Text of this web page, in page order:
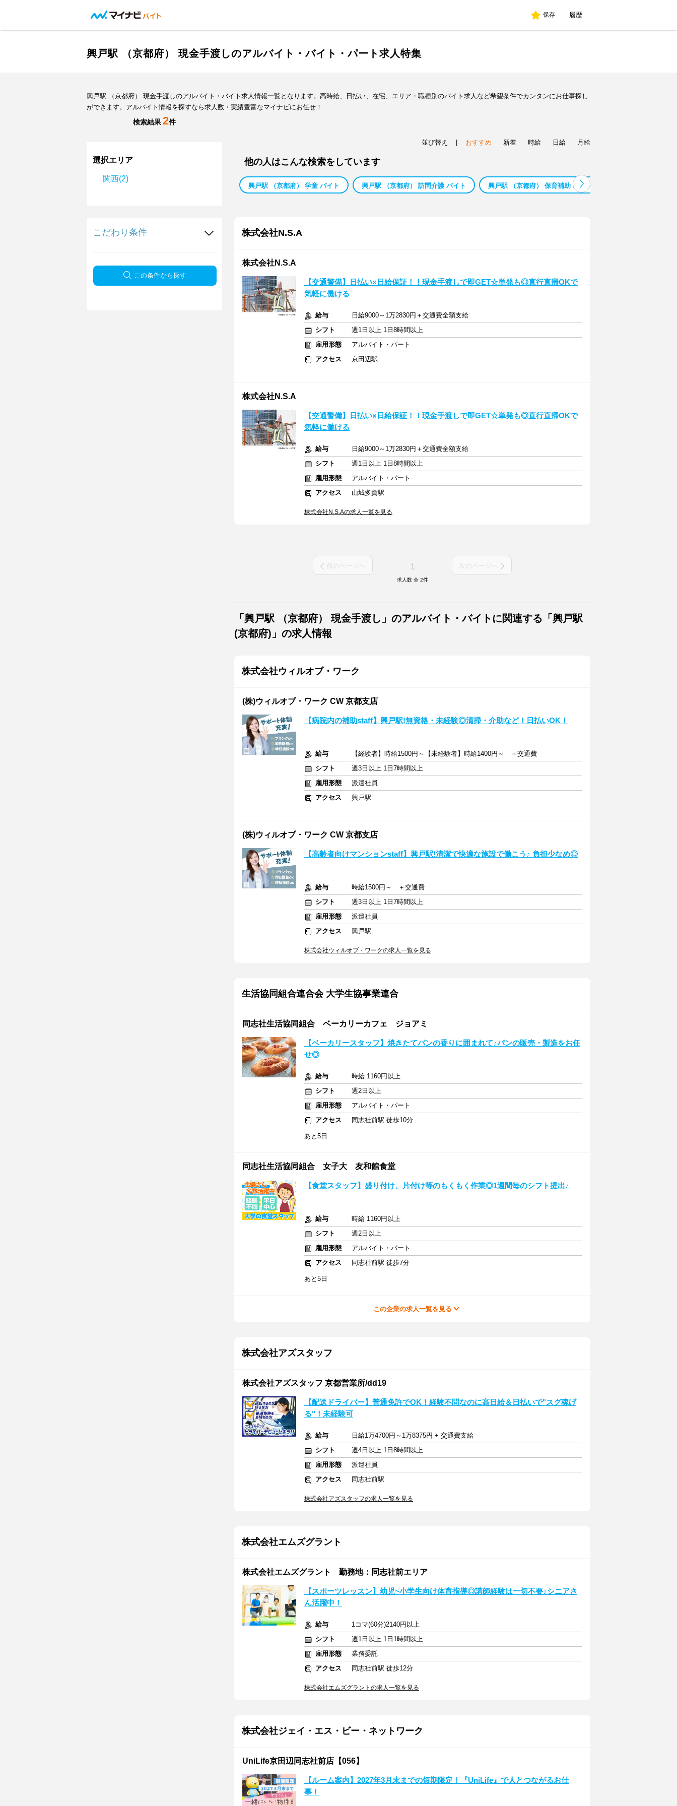
保存 履歴
興戸駅 （京都府） 現金手渡しのアルバイト・バイト・パート求人特集
興戸駅 （京都府） 現金手渡しのアルバイト・バイト求人情報一覧となります。高時給、日払い、在宅、エリア・職種別のバイト求人など希望条件でカンタンにお仕事探し
ができます。アルバイト情報を探すなら求人数・実績豊富なマイナビにお任せ！
検索結果2件
選択エリア
関西(2)
こだわり条件
この条件から探す
並び替え おすすめ 新着 時給 日給 月給
他の人はこんな検索をしています
興戸駅 （京都府） 学童 バイト 興戸駅 （京都府） 訪問介護 バイト 興戸駅 （京都府） 保育補助 バイト
株式会社N.S.A
株式会社N.S.A
【交通警備】日払い×日給保証！！現金手渡しで即GET☆単発も◎直行直帰OKで
気軽に働ける
給与
日給9000～1万2830円＋交通費全額支給
シフト
週1日以上 1日8時間以上
雇用形態
アルバイト・パート
アクセス
京田辺駅
株式会社N.S.A
【交通警備】日払い×日給保証！！現金手渡しで即GET☆単発も◎直行直帰OKで
気軽に働ける
給与
日給9000～1万2830円＋交通費全額支給
シフト
週1日以上 1日8時間以上
雇用形態
アルバイト・パート
アクセス
山城多賀駅
株式会社N.S.Aの求人一覧を見る
前のページへ 1 次のページへ
求人数 全 2件
「興戸駅 （京都府） 現金手渡し」のアルバイト・バイトに関連する「興戸駅
(京都府)」の求人情報
株式会社ウィルオブ・ワーク
(株)ウィルオブ・ワーク CW 京都支店
【病院内の補助staff】興戸駅!無資格・未経験◎清掃・介助など！日払いOK！
給与
【経験者】時給1500円～【未経験者】時給1400円～ ＋交通費
シフト
週3日以上 1日7時間以上
雇用形態
派遣社員
アクセス
興戸駅
(株)ウィルオブ・ワーク CW 京都支店
【高齢者向けマンションstaff】興戸駅!清潔で快適な施設で働こう♪ 負担少なめ◎
給与
時給1500円～ ＋交通費
シフト
週3日以上 1日7時間以上
雇用形態
派遣社員
アクセス
興戸駅
株式会社ウィルオブ・ワークの求人一覧を見る
生活協同組合連合会 大学生協事業連合
同志社生活協同組合 ベーカリーカフェ ジョアミ
【ベーカリースタッフ】焼きたてパンの香りに囲まれて♪パンの販売・製造をお任
せ◎
給与
時給 1160円以上
シフト
週2日以上
雇用形態
アルバイト・パート
アクセス
同志社前駅 徒歩10分
あと5日
同志社生活協同組合 女子大 友和館食堂
【食堂スタッフ】盛り付け、片付け等のもくもく作業◎1週間毎のシフト提出♪
給与
時給 1160円以上
シフト
週2日以上
雇用形態
アルバイト・パート
アクセス
同志社前駅 徒歩7分
あと5日
この企業の求人一覧を見る
株式会社アズスタッフ
株式会社アズスタッフ 京都営業所/dd19
【配送ドライバー】普通免許でOK！経験不問なのに高日給＆日払いで"スグ稼げ
る"！未経験可
給与
日給1万4700円～1万8375円 + 交通費支給
シフト
週4日以上 1日8時間以上
雇用形態
派遣社員
アクセス
同志社前駅
株式会社アズスタッフの求人一覧を見る
株式会社エムズグラント
株式会社エムズグラント 勤務地：同志社前エリア
【スポーツレッスン】幼児~小学生向け体育指導◎講師経験は一切不要♪シニアさ
ん活躍中！
給与
1コマ(60分)2140円以上
シフト
週1日以上 1日1時間以上
雇用形態
業務委託
アクセス
同志社前駅 徒歩12分
株式会社エムズグラントの求人一覧を見る
株式会社ジェイ・エス・ビー・ネットワーク
UniLife京田辺同志社前店【056】
【ルーム案内】2027年3月末までの短期限定！『UniLife』で人とつながるお仕
事！